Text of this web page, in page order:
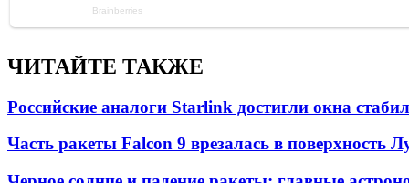
ЧИТАЙТЕ ТАКЖЕ
Российские аналоги Starlink достигли окна
Часть ракеты Falcon 9 врезалась в